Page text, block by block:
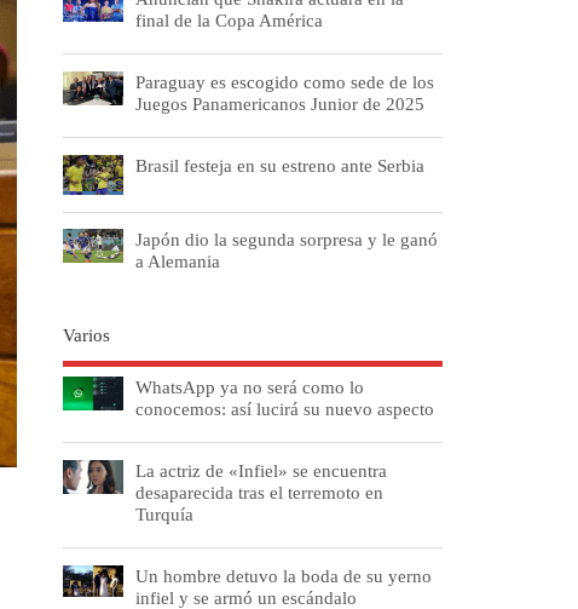
final de la Copa América
Paraguay es escogido como sede de los
Juegos Panamericanos Junior de 2025
Brasil festeja en su estreno ante Serbia
Japón dio la segunda sorpresa y le ganó
a Alemania
Varios
WhatsApp ya no será como lo
conocemos: así lucirá su nuevo aspecto
La actriz de «Infiel» se encuentra
desaparecida tras el terremoto en
Turquía
Un hombre detuvo la boda de su yerno
infiel y se armó un escándalo